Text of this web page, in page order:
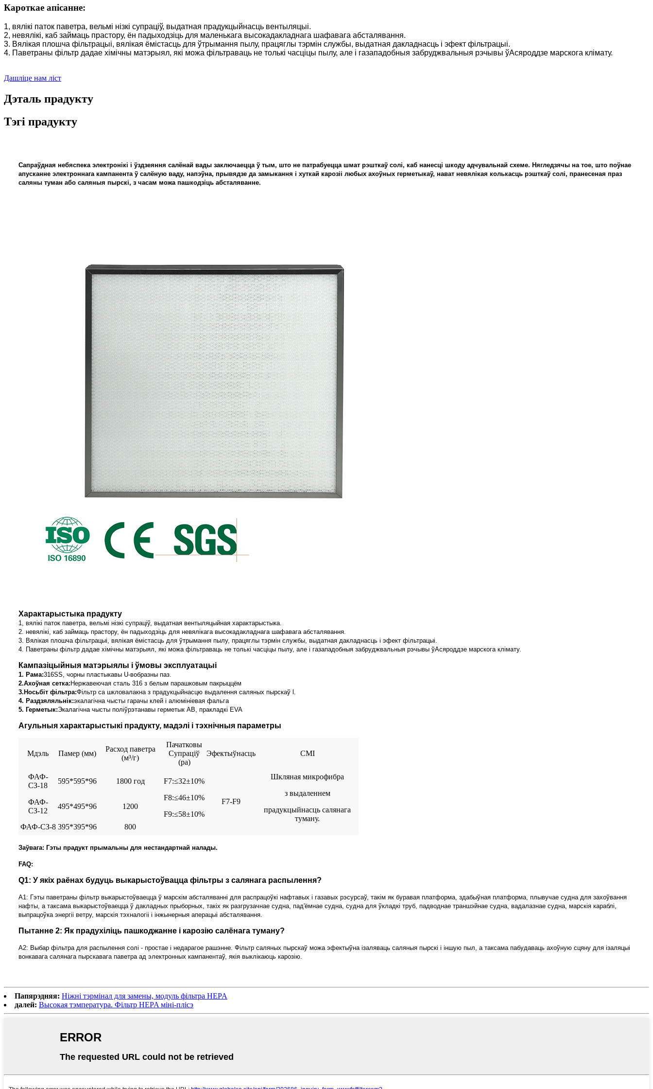
Кароткае апісанне:
1, вялікі паток паветра, вельмі нізкі супраціў, выдатная прадукцыйнасць вентыляцыі.
2, невялікі, каб займаць прастору, ён падыходзіць для маленькага высокадакладнага шафавага абсталявання.
3. Вялікая плошча фільтрацыі, вялікая ёмістасць для ўтрымання пылу, працяглы тэрмін службы, выдатная дакладнасць і эфект фільтрацыі.
4. Паветраны фільтр дадае хімічны матэрыял, які можа фільтраваць не толькі часціцы пылу, але і газападобныя забруджвальныя рэчывы ўАсяроддзе марскога клімату.
Дашліце нам ліст
Дэталь прадукту
Тэгі прадукту
Сапраўдная небяспека электронікі і ўздзеяння салёнай вады заключаецца ў тым, што не патрабуецца шмат рэшткаў солі, каб нанесці шкоду адчувальнай схеме. Нягледзячы на ​​тое, што поўнае
апусканне электроннага кампанента ў салёную ваду, напэўна, прывядзе да замыкання і хуткай карозіі любых ахоўных герметыкаў, нават невялікая колькасць рэшткаў солі, пранесеная праз
саляны туман або саляныя пырскі, з часам можа пашкодзіць абсталяванне.
Характарыстыка прадукту
1, вялікі паток паветра, вельмі нізкі супраціў, выдатная вентыляцыйная характарыстыка.
2. невялікі, каб займаць прастору, ён падыходзіць для невялікага высокадакладнага шафавага абсталявання.
3. Вялікая плошча фільтрацыі, вялікая ёмістасць для ўтрымання пылу, працяглы тэрмін службы, выдатная дакладнасць і эфект фільтрацыі.
4. Паветраны фільтр дадае хімічны матэрыял, які можа фільтраваць не толькі часціцы пылу, але і газападобныя забруджвальныя рэчывы ўАсяроддзе марскога клімату.
Кампазіцыйныя матэрыялы і ўмовы эксплуатацыі
1. Рама:316SS, чорны пластыкавы U-вобразны паз.
2.Ахоўная сетка: Нержавеючая сталь 316 з белым парашковым пакрыццём
3. Носьбіт фільтра:Фільтр са шкловалакна з прадукцыйнасцю выдалення саляных пырскаў l.
4. Раздзяляльнік:экалагічна чысты гарачы клей і алюмініевая фальга
5. Герметык:Экалагічна чысты поліўрэтанавы герметык AB, пракладкі EVA
Агульныя характарыстыкі прадукту, мадэлі і тэхнічныя параметры
Мдэль Памер (мм)
Расход паветра
(м³/г)
Пачатковы
Супраціў
(pa)
Эфектыўнасць СМІ
ФАФ-
СЗ-18
595*595*96 1800 год
F7:≤32±10%
F8:≤46±10%
F9:≤58±10%
F7-F9
Шкляная микрофибра
з выдаленнем
прадукцыйнасць салянага
туману.
ФАФ-
СЗ-12
495*495*96 1200
ФАФ-СЗ-8 395*395*96 800
Заўвага: Гэты прадукт прымальны для нестандартнай налады.
FAQ:
Q1: У якіх раёнах будуць выкарыстоўвацца фільтры з салянага распылення?
A1: Гэты паветраны фільтр выкарыстоўваецца ў марскім абсталяванні для распрацоўкі нафтавых і газавых рэсурсаў, такім як буравая платформа, здабыўная платформа, плывучае судна для захоўвання
нафты, а таксама выкарыстоўваецца ў дакладных прыборных, такіх як разгрузачнае судна, пад'ёмнае судна, судна для ўкладкі труб, падводнае траншэйнае судна, вадалазнае судна, марскія караблі,
выпрацоўка энергіі ветру, марскія тэхналогіі і інжынерныя аперацыі абсталявання.
Пытанне 2: Як прадухіліць пашкоджанне і карозію салёнага туману?
A2: Выбар фільтра для распылення солі - простае і недарагое рашэнне. Фільтр саляных пырскаў можа эфектыўна ізаляваць саляныя пырскі і іншую пыл, а таксама пабудаваць ахоўную сцяну для ізаляцыі
вонкавага салянага пырскавага паветра ад электронных кампанентаў, якія выклікаюць карозію.
Папярэдняя: Ніжні тэрмінал для замены, модуль фільтра HEPA
далей: Высокая тэмпература. Фільтр HEPA міні-плісэ